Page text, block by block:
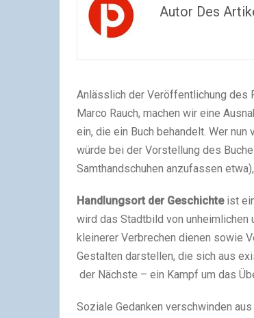
Autor Des
Anlässlich der Veröffentlichung des
Marco Rauch, machen wir eine
ein, die ein Buch behandelt. Wer
würde bei der Vorstellung des
Samthandschuhen anzufassen
Handlungsort der Geschichteist
wird das Stadtbild von unheimlichen
kleinerer Verbrechen dienen sowie
Gestalten darstellen, die sich aus
der Nächste – ein Kampf um das
Soziale Gedanken verschwinden